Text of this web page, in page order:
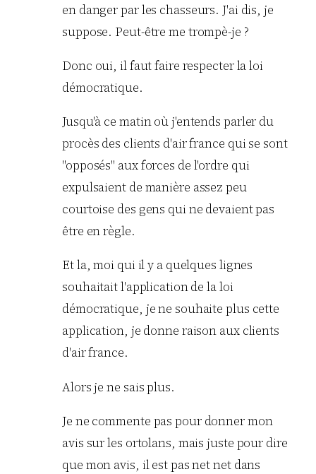
en danger par les chasseurs. J'ai dis, je
suppose. Peut-être me trompè-je ?
Donc oui, il faut faire respecter la loi
démocratique.
Jusqu'à ce matin où j'entends parler du
procès des clients d'air france qui se sont
"opposés" aux forces de l'ordre qui
expulsaient de manière assez peu
courtoise des gens qui ne devaient pas
être en règle.
Et la, moi qui il y a quelques lignes
souhaitait l'application de la loi
démocratique, je ne souhaite plus cette
application, je donne raison aux clients
d'air france.
Alors je ne sais plus.
Je ne commente pas pour donner mon
avis sur les ortolans, mais juste pour dire
que mon avis, il est pas net net dans